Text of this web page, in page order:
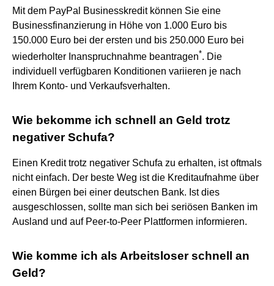
Mit dem PayPal Businesskredit können Sie eine
Businessfinanzierung in Höhe von 1.000 Euro bis
150.000 Euro bei der ersten und bis 250.000 Euro bei
wiederholter Inanspruchnahme beantragen*. Die
individuell verfügbaren Konditionen variieren je nach
Ihrem Konto- und Verkaufsverhalten.
Wie bekomme ich schnell an Geld trotz
negativer Schufa?
Einen Kredit trotz negativer Schufa zu erhalten, ist oftmals
nicht einfach. Der beste Weg ist die Kreditaufnahme über
einen Bürgen bei einer deutschen Bank. Ist dies
ausgeschlossen, sollte man sich bei seriösen Banken im
Ausland und auf Peer-to-Peer Plattformen informieren.
Wie komme ich als Arbeitsloser schnell an
Geld?